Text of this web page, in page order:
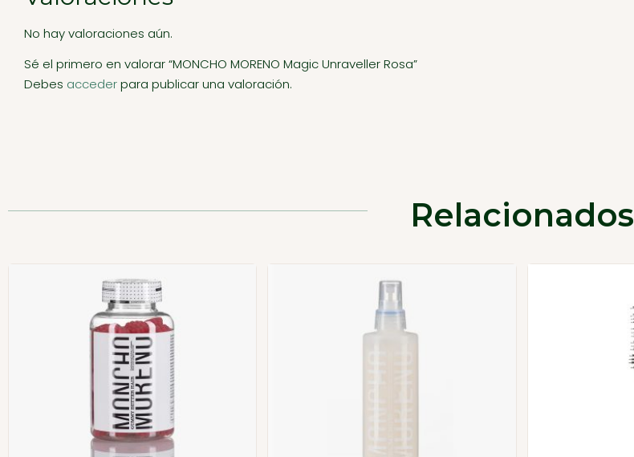
No hay valoraciones aún.
Sé el primero en valorar “MONCHO MORENO Magic Unraveller Rosa”
Debes accederpara publicar una valoración.
Relacionados